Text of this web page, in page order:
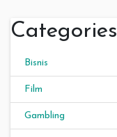
Categories
Bisnis
Film
Gambling